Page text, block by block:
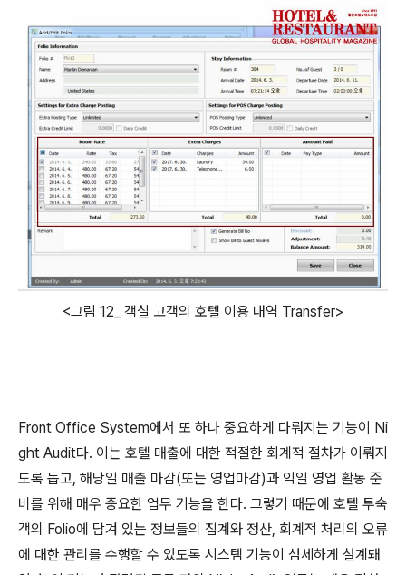
<그림 12_ 객실 고객의 호텔 이용 내역 Transfer>
Front Office System에서 또 하나 중요하게 다뤄지는 기능이 Ni
ght Audit다. 이는 호텔 매출에 대한 적절한 회계적 절차가 이뤄지
도록 돕고, 해당일 매출 마감(또는 영업마감)과 익일 영업 활동 준
비를 위해 매우 중요한 업무 기능을 한다. 그렇기 때문에 호텔 투숙
객의 Folio에 담겨 있는 정보들의 집계와 정산, 회계적 처리의 오류
에 대한 관리를 수행할 수 있도록 시스템 기능이 섬세하게 설계돼